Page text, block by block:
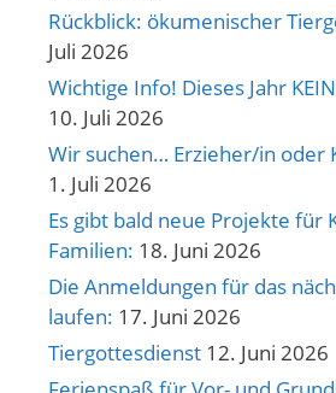
Rückblick: ökumenischer
Juli 2026
Wichtige Info! Dieses Jahr
10. Juli 2026
Wir suchen… Erzieher/in oder
1. Juli 2026
Es gibt bald neue Projekte für
Familien: 18. Juni 2026
Die Anmeldungen für das
laufen: 17. Juni 2026
Tiergottesdienst 12. Juni 2026